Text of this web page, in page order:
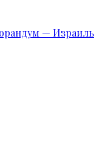
— Израиль